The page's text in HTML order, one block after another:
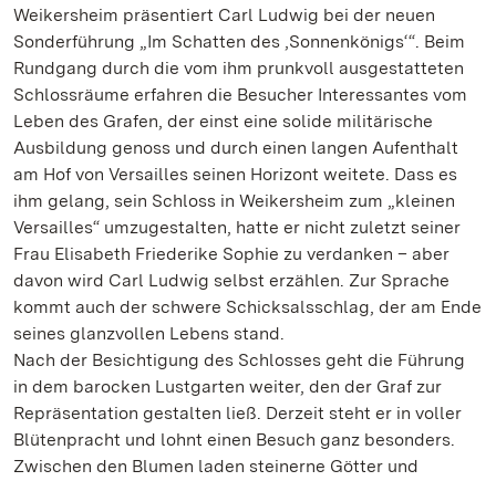
Weikersheim präsentiert Carl Ludwig bei der neuen
Sonderführung „Im Schatten des ‚Sonnenkönigs‘“. Beim
Rundgang durch die vom ihm prunkvoll ausgestatteten
Schlossräume erfahren die Besucher Interessantes vom
Leben des Grafen, der einst eine solide militärische
Ausbildung genoss und durch einen langen Aufenthalt
am Hof von Versailles seinen Horizont weitete. Dass es
ihm gelang, sein Schloss in Weikersheim zum „kleinen
Versailles“ umzugestalten, hatte er nicht zuletzt seiner
Frau Elisabeth Friederike Sophie zu verdanken – aber
davon wird Carl Ludwig selbst erzählen. Zur Sprache
kommt auch der schwere Schicksalsschlag, der am Ende
seines glanzvollen Lebens stand.
Nach der Besichtigung des Schlosses geht die Führung
in dem barocken Lustgarten weiter, den der Graf zur
Repräsentation gestalten ließ. Derzeit steht er in voller
Blütenpracht und lohnt einen Besuch ganz besonders.
Zwischen den Blumen laden steinerne Götter und